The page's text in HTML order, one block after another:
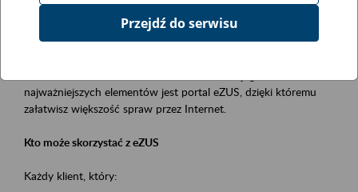
Opis wydarzenia
Platforma Usług Elektronicznych ZUS eZUS
najważniejszych elementów jest portal eZUS, dzięki któremu
załatwisz większość spraw przez Internet.
Kto może skorzystać z eZUS
Każdy klient, który:
Przejdź do serwisu